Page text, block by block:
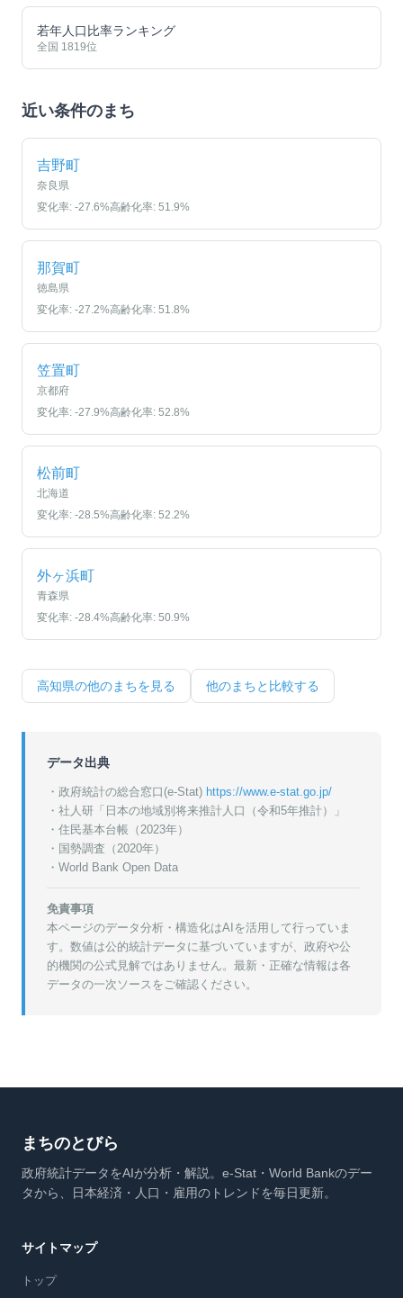
若年人口比率ランキング
全国 1819位
近い条件のまち
吉野町
奈良県
変化率: -27.6%高齢化率: 51.9%
那賀町
徳島県
変化率: -27.2%高齢化率: 51.8%
笠置町
京都府
変化率: -27.9%高齢化率: 52.8%
松前町
北海道
変化率: -28.5%高齢化率: 52.2%
外ヶ浜町
青森県
変化率: -28.4%高齢化率: 50.9%
高知県の他のまちを見る 他のまちと比較する
データ出典
・政府統計の総合窓口(e-Stat) https://www.e-stat.go.jp/
・ 社人研「日本の地域別将来推計人口（令和5年推計）」
・ 住民基本台帳（2023年）
・ 国勢調査（2020年）
・World Bank Open Data
免責事項
本ページのデータ分析・構造化はAIを活用して行っていま
す。数値は公的統計データに基づいていますが、政府や公
的機関の公式見解ではありません。最新・正確な情報は各
データの一次ソースをご確認ください。
まちのとびら
政府統計データをAIが分析・解説。e-Stat・World Bankのデー
タから、日本経済・人口・雇用のトレンドを毎日更新。
サイトマップ
トップ